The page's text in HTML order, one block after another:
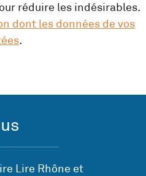
réduire les indésirables.
dont les données de vos
.
Lire Rhône et